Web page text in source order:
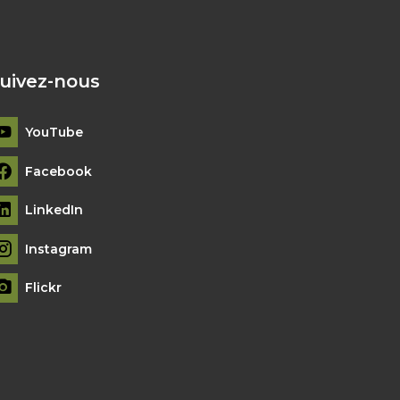
nous
YouTube
Facebook
LinkedIn
Instagram
Flickr